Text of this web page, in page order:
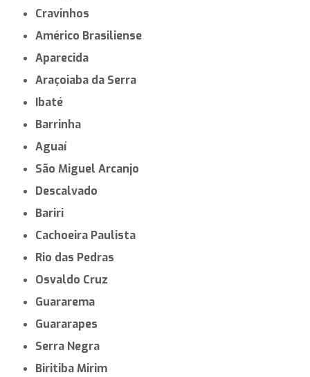
Cravinhos
Américo Brasiliense
Aparecida
Araçoiaba da Serra
Ibaté
Barrinha
Aguaí
São Miguel Arcanjo
Descalvado
Bariri
Cachoeira Paulista
Rio das Pedras
Osvaldo Cruz
Guararema
Guararapes
Serra Negra
Biritiba Mirim